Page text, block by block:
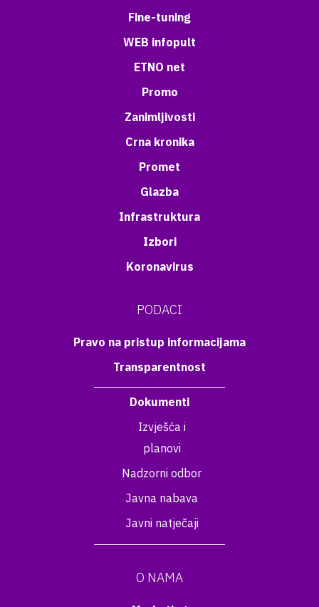
Fine-tuning
WEB infopult
ETNO net
Promo
Zanimljivosti
Crna kronika
Promet
Glazba
Infrastruktura
Izbori
Koronavirus
PODACI
Pravo na pristup informacijama
Transparentnost
Dokumenti
Izvješća i
planovi
Nadzorni odbor
Javna nabava
Javni natječaji
O NAMA